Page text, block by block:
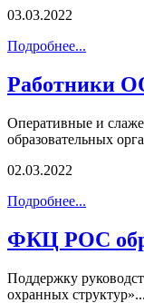
03.03.2022
Подробнее...
Работники
Оперативные и
образовательных
02.03.2022
Подробнее...
ФКЦ РОС
Поддержку
охранных